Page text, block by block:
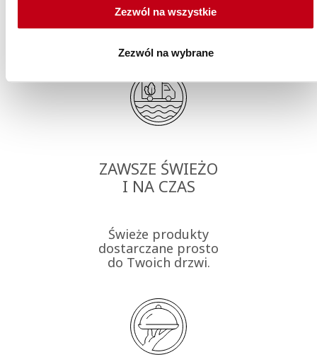
Zezwól na wszystkie
Zezwól na wybrane
Dołącz do nas i
odkryj radość ze
zdrowego jedzenia.
ZAWSZE ŚWIEŻO
I NA CZAS
Świeże produkty
dostarczane prosto
do Twoich drzwi.